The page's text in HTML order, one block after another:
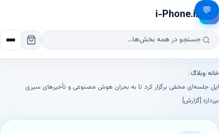
📱
i-Phone.ir
خانه/وبلاگ/
اپل جلسه‌ای مخفی برگزار کرد تا به بحران هوش مصنوعی و تأخیرهای سیری
بپردازد [گزارش]
💬